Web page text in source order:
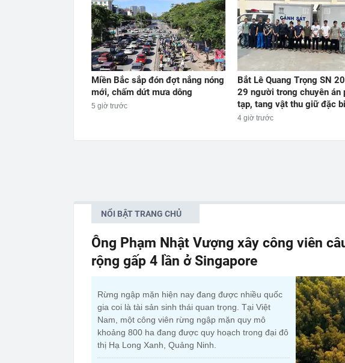
Miền Bắc sắp đón đợt nắng nóng
mới, chấm dứt mưa dông
5 giờ trước
Bắt Lê Quang Trọng SN
29 người trong chuyên án
tạp, tang vật thu giữ đặc
4 giờ trước
NỔI BẬT TRANG CHỦ
Ông Phạm Nhật Vượng xây công viên
rộng gấp 4 lần ở Singapore
Rừng ngập mặn hiện nay đang được nhiều quốc
gia coi là tài sản sinh thái quan trọng. Tại Việt
Nam, một công viên rừng ngập mặn quy mô
khoảng 800 ha đang được quy hoạch trong đại đô
thị Hạ Long Xanh, Quảng Ninh.